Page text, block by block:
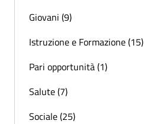
Giovani (9)
Istruzione e Formazione (15)
Pari opportunità (1)
Salute (7)
Sociale (25)